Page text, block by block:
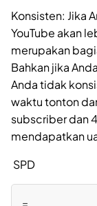
Konsisten: Jika
YouTube akan
merupakan
Bahkan jika
Anda tidak
waktu tonton
subscriber dan
mendapatkan
SPD
=